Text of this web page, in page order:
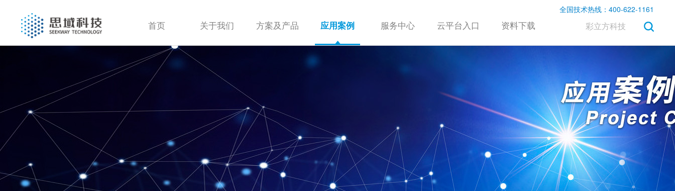
首页 关于我们 方案及产品 应用案例 服务中心 云平台入口 资料下载 彩立方科技
全国技术热线：400-622-1161